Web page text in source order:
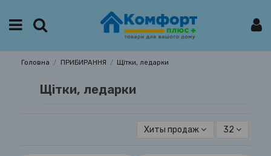
Головна ПРИБИРАННЯ Щітки, ледарки
Щітки, ледарки
Хиты продаж 32